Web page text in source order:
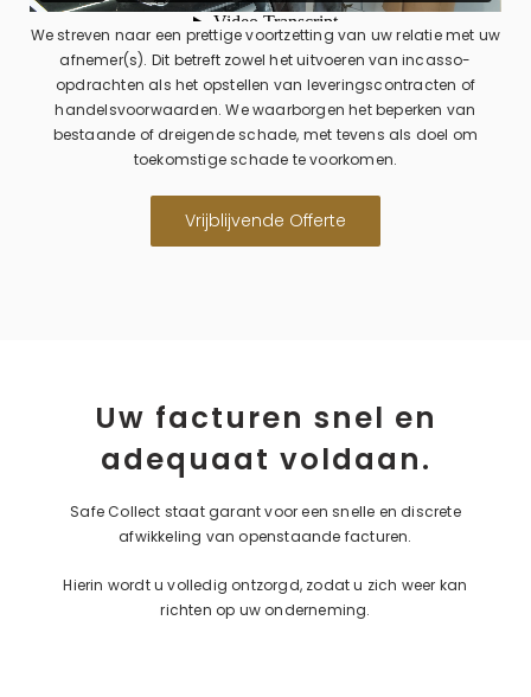
We streven naar een prettige voortzetting van uw relatie met uw
afnemer(s). Dit betreft zowel het uitvoeren van incasso-
opdrachten als het opstellen van leveringscontracten of
handelsvoorwaarden. We waarborgen het beperken van
bestaande of dreigende schade, met tevens als doel om
toekomstige schade te voorkomen.
Vrijblijvende Offerte
Uw facturen snel en
adequaat voldaan.
Safe Collect staat garant voor een snelle en discrete
afwikkeling van openstaande facturen.
Hierin wordt u volledig ontzorgd, zodat u zich weer kan
richten op uw onderneming.